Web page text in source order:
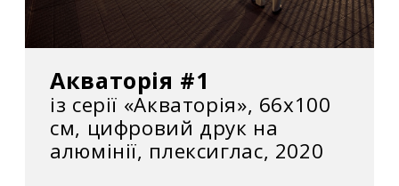
Акваторія #1
із серії «Акваторія», 66х100
см, цифровий друк на
алюмінії, плексиглас, 2020